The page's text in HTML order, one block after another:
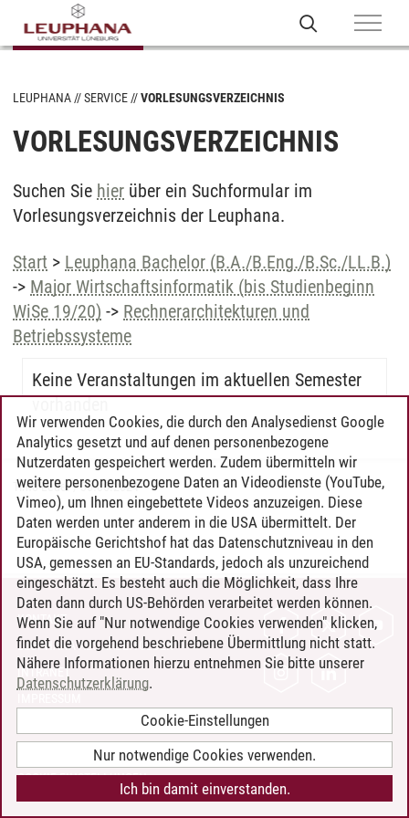
LEUPHANA SERVICE VORLESUNGSVERZEICHNIS
VORLESUNGSVERZEICHNIS
Suchen Sie hier über ein Suchformular im
Vorlesungsverzeichnis der Leuphana.
Start > Leuphana Bachelor (B.A./B.Eng./B.Sc./LL.B.)
-> Major Wirtschaftsinformatik (bis Studienbeginn
WiSe 19/20) -> Rechnerarchitekturen und
Betriebssysteme
Keine Veranstaltungen im aktuellen Semester
vorhanden
Timo Leder/30.06.2024
KONTAKT
LEUPHANA ALS ARBEITGEBER
INTRANET
BARRIEREFREIHEIT
COOKIE-EINSTELLUNGEN
Wir verwenden Cookies, die durch den Analysedienst Google
Analytics gesetzt und auf denen personenbezogene
Nutzerdaten gespeichert werden. Zudem übermitteln wir
weitere personenbezogene Daten an Videodienste (YouTube,
Vimeo), um Ihnen eingebettete Videos anzuzeigen. Diese
Daten werden unter anderem in die USA übermittelt. Der
Europäische Gerichtshof hat das Datenschutzniveau in den
USA, gemessen an EU-Standards, jedoch als unzureichend
eingeschätzt. Es besteht auch die Möglichkeit, dass Ihre
Daten dann durch US-Behörden verarbeitet werden können.
Wenn Sie auf "Nur notwendige Cookies verwenden" klicken,
findet die vorgehend beschriebene Übermittlung nicht statt.
Nähere Informationen hierzu entnehmen Sie bitte unserer
Datenschutzerklärung.
Cookie-Einstellungen
Nur notwendige Cookies verwenden.
Ich bin damit einverstanden.